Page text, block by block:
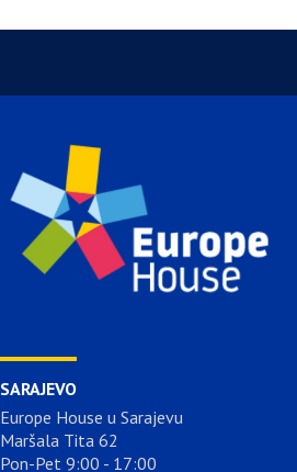
SARAJEVO
Europe House u Sarajevu
Maršala Tita 62
Pon-Pet 9:00 - 17:00